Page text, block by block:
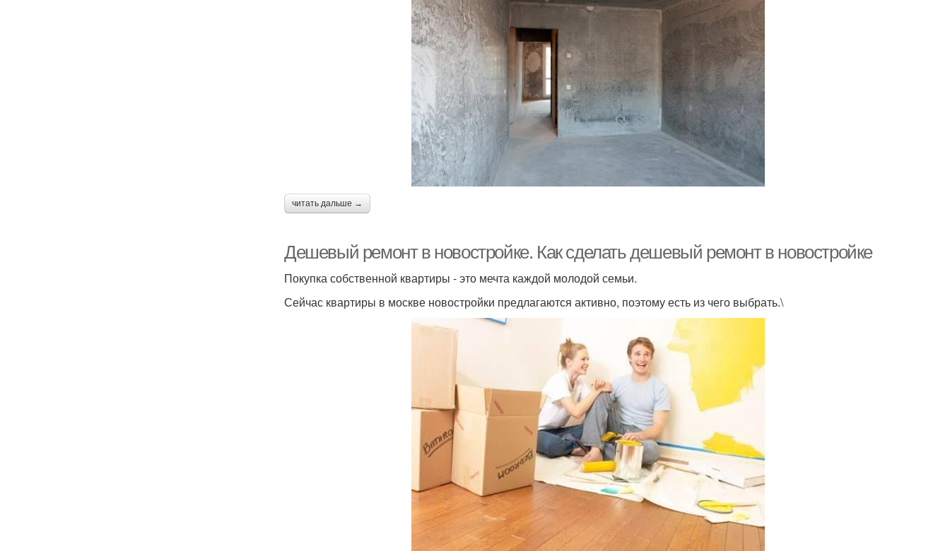
читать дальше →
Дешевый ремонт в новостройке. Как сделать дешевый ремонт в новостройке
Покупка собственной квартиры - это мечта каждой молодой семьи.
Сейчас квартиры в москве новостройки предлагаются активно, поэтому есть из чего выбрать.\